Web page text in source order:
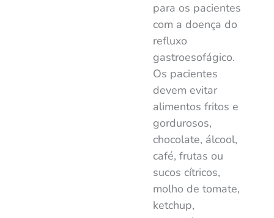
para os pacientes
com a doença do
refluxo
gastroesofágico.
Os pacientes
devem evitar
alimentos fritos e
gordurosos,
chocolate, álcool,
café, frutas ou
sucos cítricos,
molho de tomate,
ketchup,